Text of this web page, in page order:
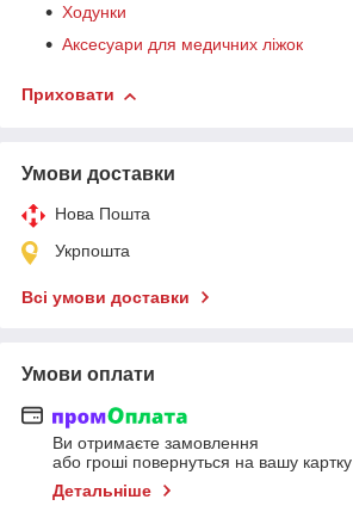
Ходунки
Аксесуари для медичних ліжок
Приховати
Умови доставки
Нова Пошта
Укрпошта
Всі умови доставки
Умови оплати
Ви отримаєте замовлення
або гроші повернуться на вашу картку
Детальніше